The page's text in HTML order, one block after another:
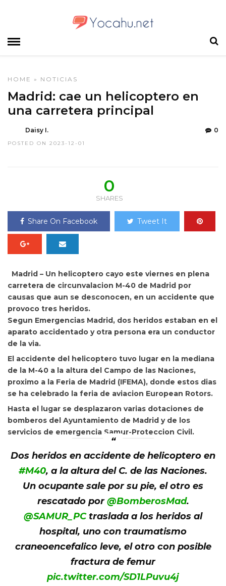
HOME » NOTICIAS
Madrid: cae un helicoptero en
una carretera principal
Daisy I.
POSTED ON 2023-12-01
0
0
SHARES
Share On Facebook Tweet It
Madrid – Un helicoptero cayo este viernes en plena
carretera de circunvalacion M-40 de Madrid por
causas que aun se desconocen, en un accidente que
provoco tres heridos.
Segun Emergencias Madrid, dos heridos estaban en el
aparato accidentado y otra persona era un conductor
de la via.
El accidente del helicoptero tuvo lugar en la mediana
de la M-40 a la altura del Campo de las Naciones,
proximo a la Feria de Madrid (IFEMA), donde estos dias
se ha celebrado la feria de aviacion European Rotors.
Hasta el lugar se desplazaron varias dotaciones de
bomberos del Ayuntamiento de Madrid y de los
servicios de emergencia Samur-Proteccion Civil.
Dos heridos en accidente de helicoptero en
#M40, a la altura del C. de las Naciones.
Un ocupante sale por su pie, el otro es
rescatado por@BomberosMad.
@SAMUR_PCtraslada a los heridos al
hospital, uno con traumatismo
craneoencefalico leve, el otro con posible
fractura de femur
pic.twitter.com/SD1LPuvu4j